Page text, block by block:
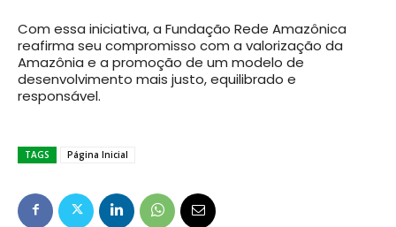
Com essa iniciativa, a Fundação Rede Amazônica
reafirma seu compromisso com a valorização da
Amazônia e a promoção de um modelo de
desenvolvimento mais justo, equilibrado e
responsável.
TAGS Página Inicial